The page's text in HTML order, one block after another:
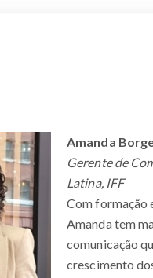
Amanda
Gerente de
Latina, IFF
Com formação
Amanda tem
comunicação
crescimento